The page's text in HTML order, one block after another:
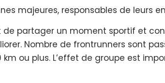
majeures, responsables de leurs
de partager un moment sportif et
Nombre de frontrunners sont
ou plus. L’effet de groupe est